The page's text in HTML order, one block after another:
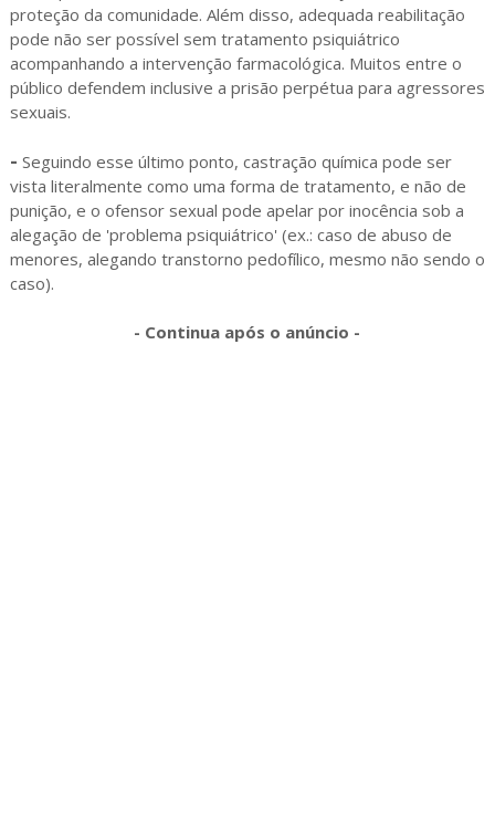
proteção da comunidade. Além disso, adequada reabilitação
pode não ser possível sem tratamento psiquiátrico
acompanhando a intervenção farmacológica. Muitos entre o
público defendem inclusive a prisão perpétua para agressores
sexuais.
- Seguindo esse último ponto, castração química pode ser
vista literalmente como uma forma de tratamento, e não de
punição, e o ofensor sexual pode apelar por inocência sob a
alegação de 'problema psiquiátrico' (ex.: caso de abuso de
menores, alegando transtorno pedofílico, mesmo não sendo o
caso).
- Continua após o anúncio -